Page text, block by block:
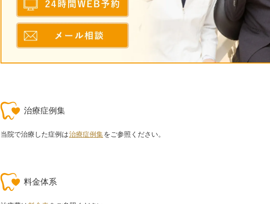
治療症例集
当院で治療した症例は治療症例集をご参照ください。
料金体系